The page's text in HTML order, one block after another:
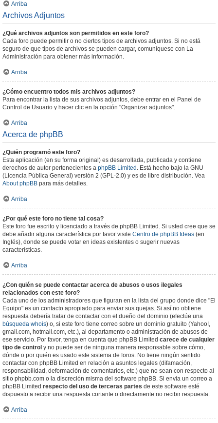
Arriba
Archivos Adjuntos
¿Qué archivos adjuntos son permitidos en este foro?
Cada foro puede permitir o no ciertos tipos de archivos adjuntos. Si no está
seguro de que tipos de archivos se pueden cargar, comuníquese con La
Administración para obtener más información.
Arriba
¿Cómo encuentro todos mis archivos adjuntos?
Para encontrar la lista de sus archivos adjuntos, debe entrar en el Panel de
Control de Usuario y hacer clic en la opción "Organizar adjuntos".
Arriba
Acerca de phpBB
¿Quién programó este foro?
Esta aplicación (en su forma original) es desarrollada, publicada y contiene
derechos de autor pertenecientes a phpBB Limited . Está hecho bajo la GNU
(Licencia Pública General) versión 2 (GPL-2.0) y es de libre distribución. Vea
About phpBB para más detalles.
Arriba
¿Por qué este foro no tiene tal cosa?
Este foro fue escrito y licenciado a través de phpBB Limited. Si usted cree que se
debe añadir alguna característica por favor visite Centro de phpBB Ideas (en
Inglés), donde se puede votar en ideas existentes o sugerir nuevas
características.
Arriba
¿Con quién se puede contactar acerca de abusos o usos ilegales
relacionados con este foro?
Cada uno de los administradores que figuran en la lista del grupo donde dice "El
Equipo" es un contacto apropiado para enviar sus quejas. Si así no obtiene
respuesta debería tratar de contactar con el dueño del dominio (efectúe una
búsqueda whois) o, si este foro tiene correo sobre un dominio gratuito (Yahoo!,
gmail.com, hotmail.com, etc.), al departamento o administración de abusos de
ese servicio. Por favor, tenga en cuenta que phpBB Limited carece de cualquier
tipo de control y no puede ser de ninguna manera responsable sobre cómo,
dónde o por quién es usado este sistema de foros. No tiene ningún sentido
contactar con phpBB Limited en relación a asuntos legales (difamación,
responsabilidad, deformación de comentarios, etc.) que no sean con respecto al
sitio phpbb.com o la discreción misma del software phpBB. Si envia un correo a
phpBB Limited respecto del uso de terceras partes de este software esté
dispuesto a recibir una respuesta cortante o directamente no recibir respuesta.
Arriba